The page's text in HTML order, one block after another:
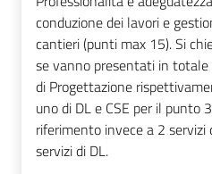
conduzione dei lavori e
cantieri (punti max 15). Si
se vanno presentati in totale
di Progettazione
uno di DL e CSE per il punto
riferimento invece a 2
servizi di DL.